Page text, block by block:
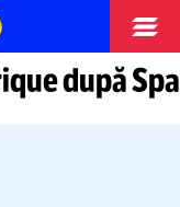
după